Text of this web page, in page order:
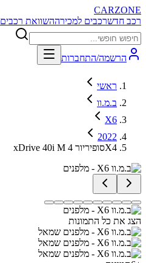
CARZONE
רכב חדשרכבים למכירההשוואת רכבים
הרשמה/התחברות
ראשי
ב.מ.וו
X6
2022
xDrive 40i M סופיריור 4X4
הצג את כל התמונות